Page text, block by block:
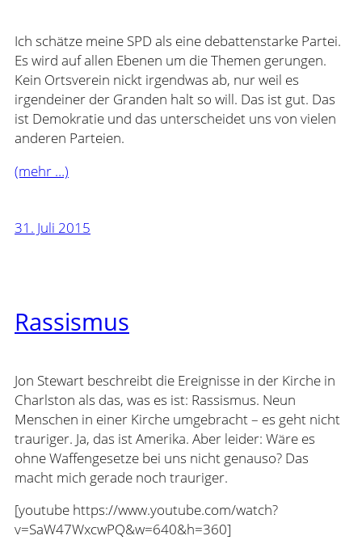
Ich schätze meine SPD als eine debattenstarke Partei.
Es wird auf allen Ebenen um die Themen gerungen.
Kein Ortsverein nickt irgendwas ab, nur weil es
irgendeiner der Granden halt so will. Das ist gut. Das
ist Demokratie und das unterscheidet uns von vielen
anderen Parteien.
(mehr …)
31. Juli 2015
Rassismus
Jon Stewart beschreibt die Ereignisse in der Kirche in
Charlston als das, was es ist: Rassismus. Neun
Menschen in einer Kirche umgebracht – es geht nicht
trauriger. Ja, das ist Amerika. Aber leider: Wäre es
ohne Waffengesetze bei uns nicht genauso? Das
macht mich gerade noch trauriger.
[youtube https://www.youtube.com/watch?
v=SaW47WxcwPQ&w=640&h=360]